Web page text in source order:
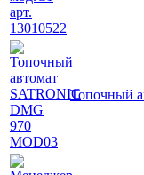
Топочный